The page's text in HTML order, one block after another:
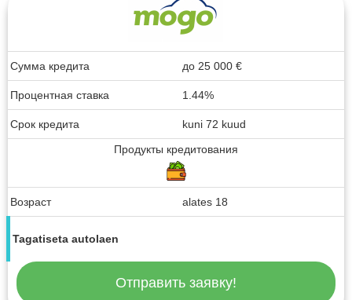
Сумма кредита до 25 000 €
Процентная ставка 1.44%
Срок кредита
kuni 72 kuud
Продукты кредитования
Возраст alates 18
Tagatiseta autolaen
Отправить заявку!